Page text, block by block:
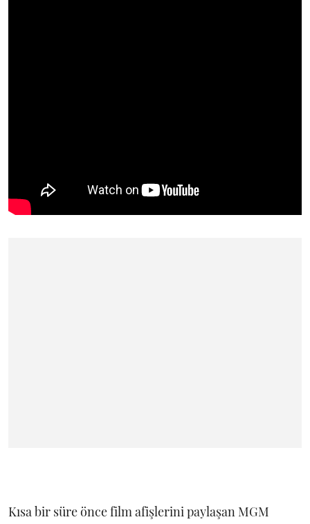
Kısa bir süre önce film afişlerini paylaşan MGM